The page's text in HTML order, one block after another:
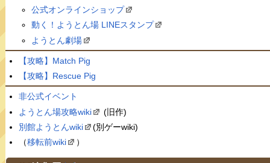
公式オンラインショップ
動く！ようとん場 LINEスタンプ
ようとん劇場
【攻略】Match Pig
【攻略】Rescue Pig
非公式イベント
ようとん場攻略wiki
(旧作)
別館ようとんwiki
(別ゲーwiki)
（移転前wiki ）